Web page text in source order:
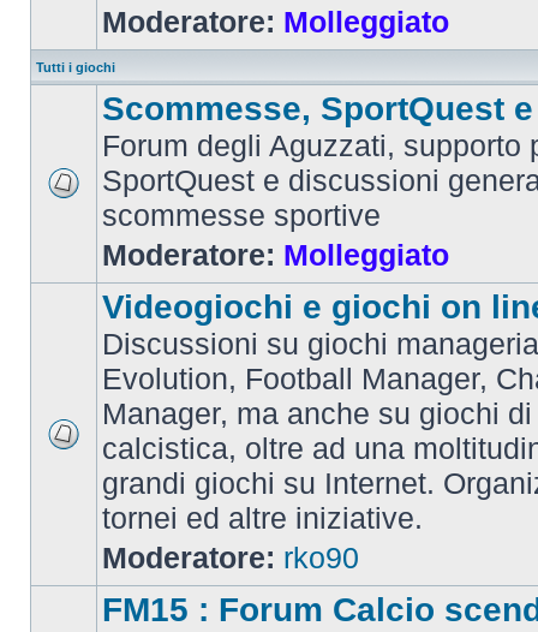
Moderatore: Molleggiato
Tutti i giochi
Scommesse, SportQuest
Forum degli Aguzzati, supporto
SportQuest e discussioni
scommesse sportive
Moderatore: Molleggiato
Videogiochi e giochi on
Discussioni su giochi
Evolution, Football Manager,
Manager, ma anche su giochi
calcistica, oltre ad una
grandi giochi su Internet.
tornei ed altre iniziative.
Moderatore: rko90
FM15 : Forum Calcio